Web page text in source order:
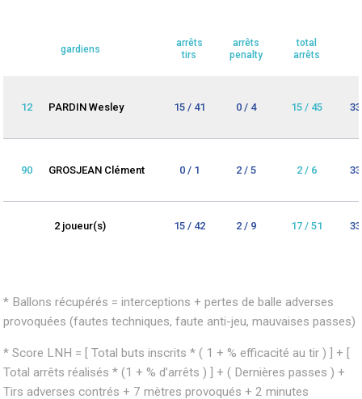
gardiens
arrêts
tirs
arrêts
penalty
total
arrêts
12 PARDIN Wesley 15 / 41 0 / 4 15 / 45
90 GROSJEAN Clément 0 / 1 2 / 5 2 / 6
2 joueur(s) 15 / 42 2 / 9 17 / 51
* Ballons récupérés = interceptions + pertes de balle adverses
provoquées (fautes techniques, faute anti-jeu, mauvaises passes)
* Score LNH = [ Total buts inscrits * ( 1 + % efficacité au tir ) ] + [
Total arrêts réalisés * (1 + % d’arrêts ) ] + ( Dernières passes ) +
Tirs adverses contrés + 7 mètres provoqués + 2 minutes